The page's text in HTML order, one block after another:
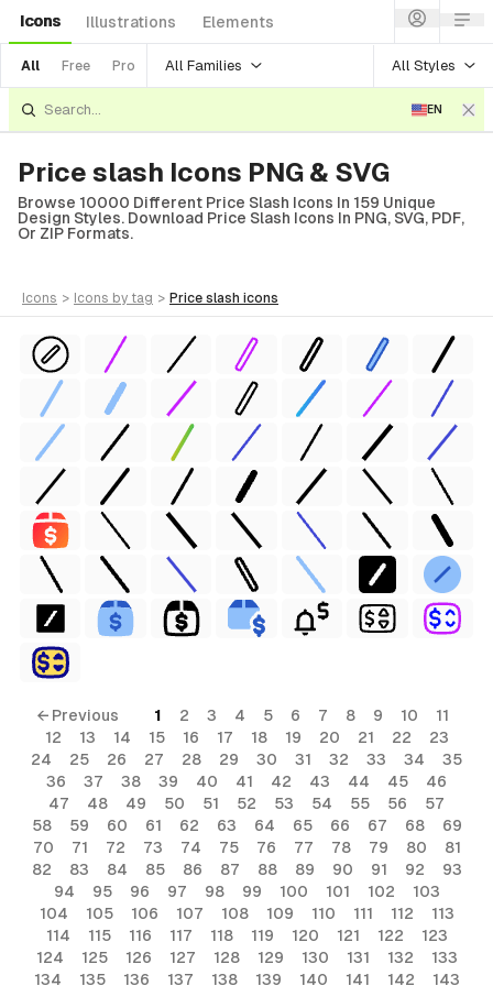
Icons Illustrations Elements
All Free Pro All Families All Styles
EN
Price slash Icons PNG & SVG
Browse 10000 Different Price Slash Icons In 159 Unique
Design Styles. Download Price Slash Icons In PNG, SVG, PDF,
Or ZIP Formats.
icons > icons by tag > price slash icons
← Previous 1 2 3 4 5 6 7 8 9 10
11
12
13 14 15 16 17 18 19 20 21 22
23
24
25 26 27 28 29 30 31 32 33 34
35
36
37 38 39 40 41 42 43 44 45
46
47
48 49 50 51 52 53 54 55 56
57
58
59 60 61 62 63 64 65 66 67 68
69
70
71 72 73 74 75 76 77 78 79 80
81
82
83 84 85 86 87 88 89 90 91 92
93
94
95 96 97 98 99 100 101 102
103
104
105 106 107 108 109 110 111 112
113
114
115 116 117 118 119 120 121 122
123
124
125 126 127 128 129 130 131 132
133
134
135 136 137 138 139 140 141 142 143